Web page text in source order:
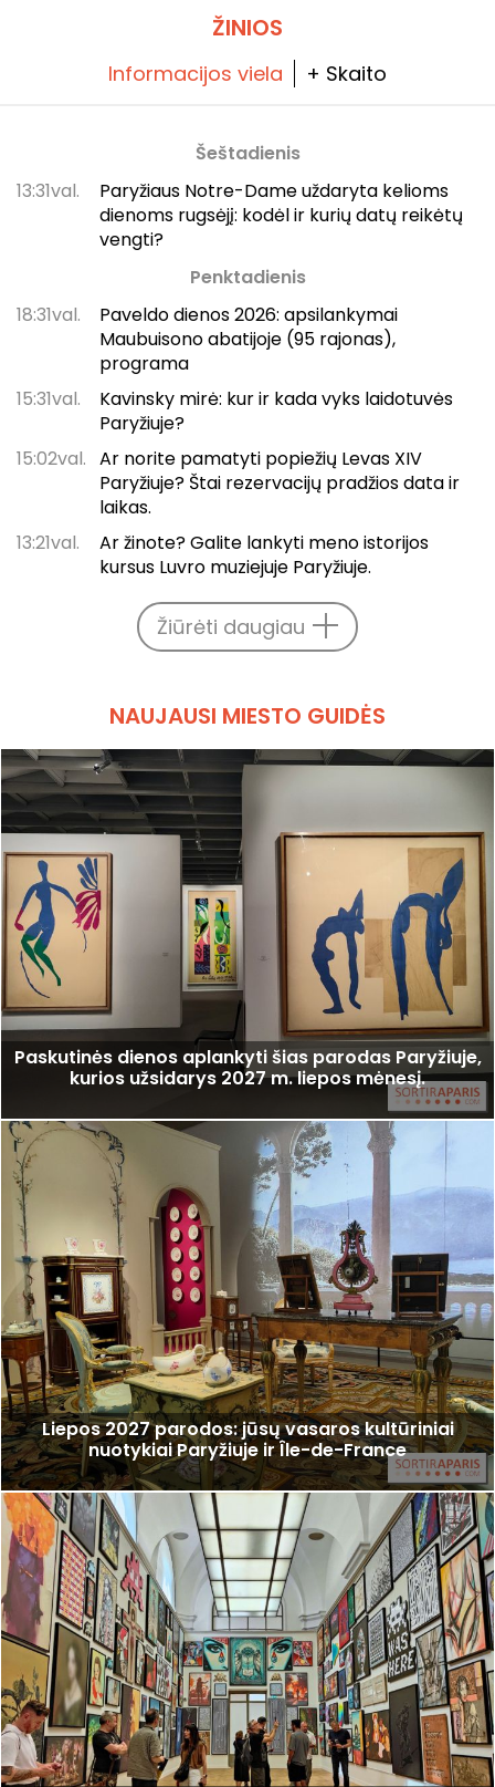
ŽINIOS
Informacijos viela + Skaito
Šeštadienis
13:31val.
Paryžiaus Notre-Dame uždaryta kelioms
dienoms rugsėjį: kodėl ir kurių datų reikėtų
vengti?
Penktadienis
18:31val.
Paveldo dienos 2026: apsilankymai
Maubuisono abatijoje (95 rajonas),
programa
15:31val.
Kavinsky mirė: kur ir kada vyks laidotuvės
Paryžiuje?
15:02val. Ar norite pamatyti popiežių Levas XIV
Paryžiuje? Štai rezervacijų pradžios data ir
laikas.
13:21val.
Ar žinote? Galite lankyti meno istorijos
kursus Luvro muziejuje Paryžiuje.
Žiūrėti daugiau
NAUJAUSI MIESTO GUIDĖS
Paskutinės dienos aplankyti šias parodas Paryžiuje,
kurios užsidarys 2027 m. liepos mėnesį.
Liepos 2027 parodos: jūsų vasaros kultūriniai
nuotykiai Paryžiuje ir Île-de-France